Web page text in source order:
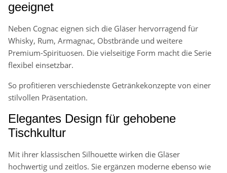
geeignet
Neben Cognac eignen sich die Gläser hervorragend für
Whisky, Rum, Armagnac, Obstbrände und weitere
Premium-Spirituosen. Die vielseitige Form macht die Serie
flexibel einsetzbar.
So profitieren verschiedenste Getränkekonzepte von einer
stilvollen Präsentation.
Elegantes Design für gehobene
Tischkultur
Mit ihrer klassischen Silhouette wirken die Gläser
hochwertig und zeitlos. Sie ergänzen moderne ebenso wie